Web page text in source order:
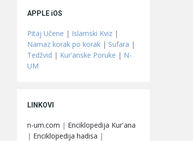
APPLE iOS
Pitaj Učene | Islamski Kviz |
Namaz korak po korak | Sufara |
Tedžvid | Kur'anske Poruke | N-
UM
LINKOVI
n-um.com | Enciklopedija Kur'ana
| Enciklopedija hadisa |